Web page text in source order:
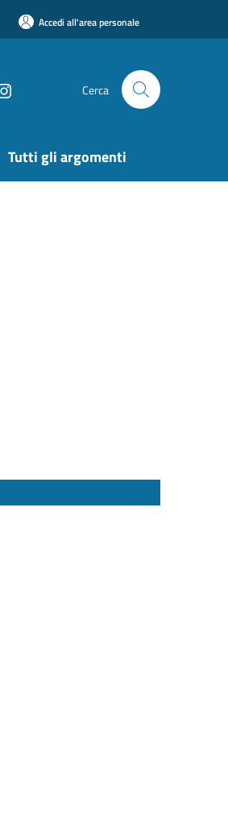
Accedi all'area personale
Cerca
Tutti gli argomenti